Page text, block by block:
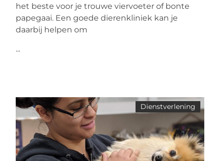
het beste voor je trouwe viervoeter of bonte
papegaai. Een goede dierenkliniek kan je
daarbij helpen om
...
Dienstverlening